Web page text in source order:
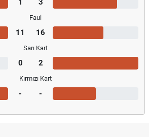
1 3
Faul
11 16
Sarı Kart
0 2
Kırmızı Kart
- -